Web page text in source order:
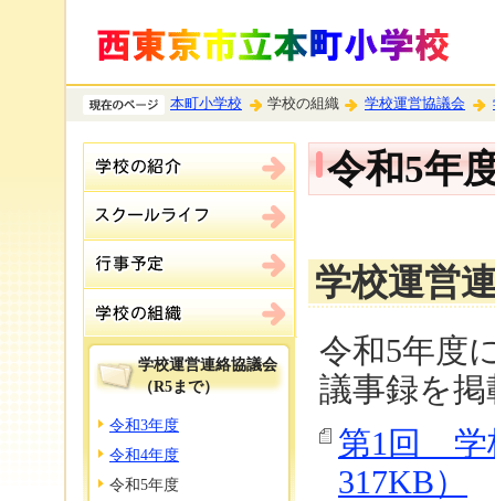
本町小学校 学校の組織 学校運営協議会
学校運営連絡協議会
（R5まで）
令和3年度
令和4年度
令和5年度
令和5年
学校運営
令和5年度
議事録を
第1回 学
317KB）